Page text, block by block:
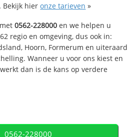
Bekijk hieronze tarieven »
met0562-228000 en we helpen u
regio en omgeving, dus ook in:
Hoorn, Formerum en uiteraard
Wanneer u voor ons kiest en
dan is de kans op verdere
0562-228000